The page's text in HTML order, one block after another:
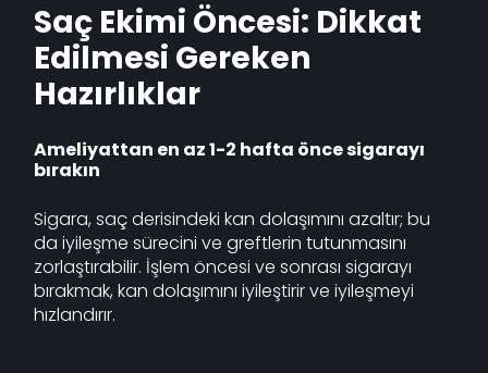
Saç Ekimi Öncesi: Dikkat
Edilmesi Gereken
Hazırlıklar
Ameliyattan en az 1-2 hafta önce sigarayı
bırakın
Sigara, saç derisindeki kan dolaşımını azaltır; bu
da iyileşme sürecini ve greftlerin tutunmasını
zorlaştırabilir. İşlem öncesi ve sonrası sigarayı
bırakmak, kan dolaşımını iyileştirir ve iyileşmeyi
hızlandırır.